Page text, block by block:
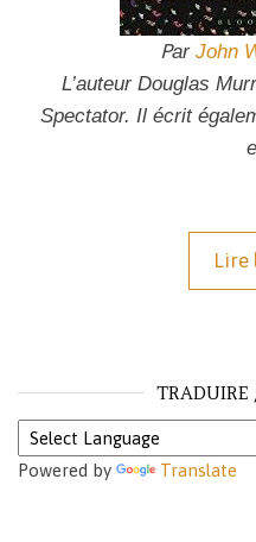
Par John
L’auteur Douglas
Spectator. Il écrit
Lire
TRADUIRE
Powered by Translate